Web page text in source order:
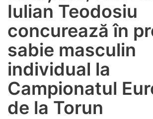
Iulian Teodosiu
concurează în
sabie masculin
individual la
Campionatul
de la Torun